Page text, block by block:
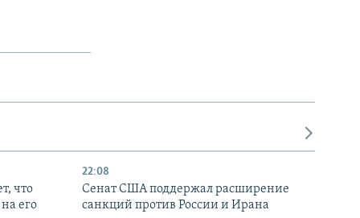
что
его
22:08
Сенат США поддержал расширение
санкций против России и Ирана